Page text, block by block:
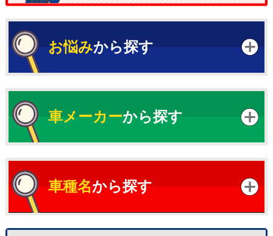
お悩みから探す
車メーカーから探す
車種名から探す